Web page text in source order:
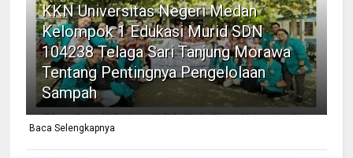
KKN Universitas Negeri Medan
Kelompok 1 Edukasi Murid SDN
104238 Telaga Sari Tanjung Morawa
Tentang Pentingnya Pengelolaan
Sampah
Baca Selengkapnya